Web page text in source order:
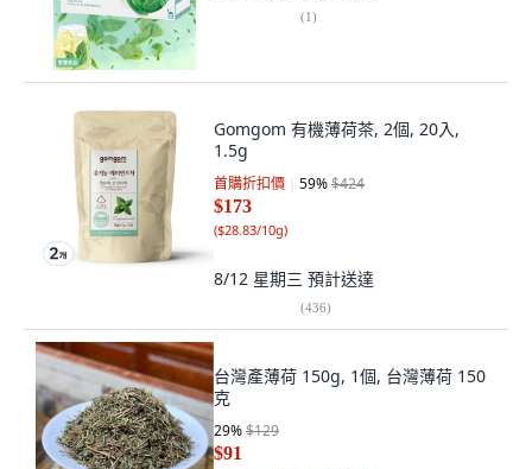
(1)
Gomgom 有機薄荷茶, 2個, 20入,
1.5g
首購折扣價 59%$424
$173
($28.83/10g)
8/12 星期三 預計送達
(436)
台灣產薄荷 150g, 1個, 台灣薄荷 150
克
29%$129
$91